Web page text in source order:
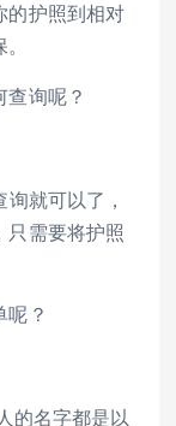
的护照到相对
询呢？
就可以了，
只需要将护照
呢？
的名字都是以